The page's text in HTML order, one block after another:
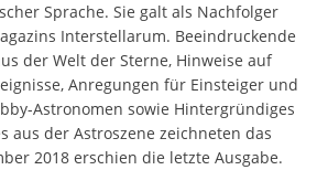
Sprache. Sie galt als Nachfolger
Interstellarum. Beeindruckende
der Welt der Sterne, Hinweise auf
Anregungen für Einsteiger und
Astronomen sowie Hintergründiges
aus der Astroszene zeichneten das
2018 erschien die letzte Ausgabe.